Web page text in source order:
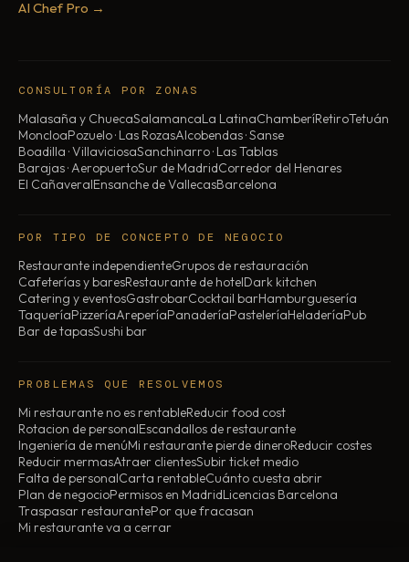
AI Chef Pro →
CONSULTORÍA POR ZONAS
Malasaña y ChuecaSalamancaLa LatinaChamberíRetiroTetuán
MoncloaPozuelo · Las RozasAlcobendas · Sanse
Boadilla · VillaviciosaSanchinarro · Las Tablas
Barajas · AeropuertoSur de MadridCorredor del Henares
El CañaveralEnsanche de VallecasBarcelona
POR TIPO DE CONCEPTO DE NEGOCIO
Restaurante independienteGrupos de restauración
Cafeterías y baresRestaurante de hotelDark kitchen
Catering y eventosGastrobarCocktail barHamburguesería
TaqueríaPizzeríaAreperíaPanaderíaPasteleríaHeladeríaPub
Bar de tapasSushi bar
PROBLEMAS QUE RESOLVEMOS
Mi restaurante no es rentableReducir food cost
Rotacion de personalEscandallos de restaurante
Ingeniería de menúMi restaurante pierde dineroReducir costes
Reducir mermasAtraer clientesSubir ticket medio
Falta de personalCarta rentableCuánto cuesta abrir
Plan de negocioPermisos en MadridLicencias Barcelona
Traspasar restaurantePor que fracasan
Mi restaurante va a cerrar